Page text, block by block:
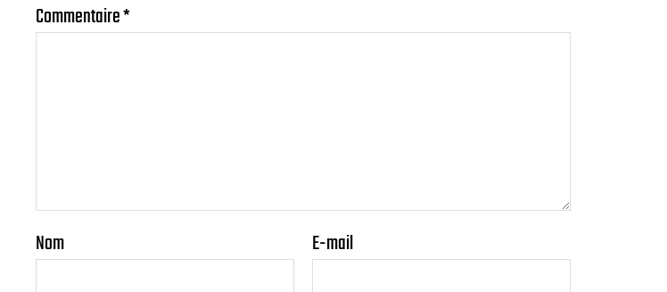
Commentaire*
Nom E-mail